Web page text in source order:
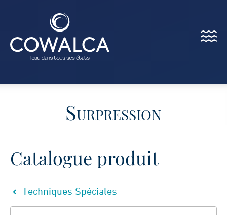
Menu
Surpression
Catalogue produit
Techniques Spéciales